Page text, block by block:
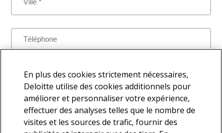
Ville *
Téléphone
par Deloitte aux fins de répondre à la présente demande
Je souhaite faire partie de la base de contacts Deloitte afin de
En plus des cookies strictement nécessaires,
Deloitte utilise des cookies additionnels pour
améliorer et personnaliser votre expérience,
effectuer des analyses telles que le nombre de
visites et les sources de trafic, fournir des